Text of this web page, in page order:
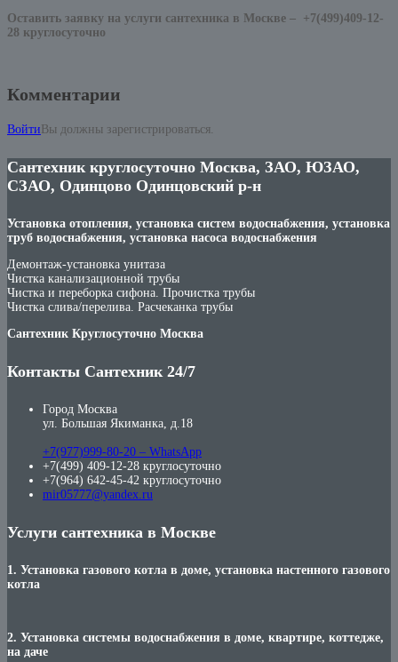
Оставить заявку на услуги сантехника в Москве – +7(499)409-12-
28 круглосуточно
Комментарии
Войти Вы должны зарегистрироваться.
Сантехник круглосуточно Москва, ЗАО, ЮЗАО,
СЗАО, Одинцово Одинцовский р-н
Установка отопления, установка систем водоснабжения, установка
труб водоснабжения, установка насоса водоснабжения
Демонтаж-установка унитаза
Чистка канализационной трубы
Чистка и переборка сифона. Прочистка трубы
Чистка слива/перелива. Расчеканка трубы
Сантехник Круглосуточно Москва
Контакты Сантехник 24/7
Город Москва
ул. Большая Якиманка, д.18
+7(977)999-80-20 – WhatsApp
+7(499) 409-12-28 круглосуточно
+7(964) 642-45-42 круглосуточно
mir05777@yandex.ru
Услуги сантехника в Москве
1. Установка газового котла в доме, установка настенного газового
котла
2. Установка системы водоснабжения в доме, квартире, коттедже,
на даче